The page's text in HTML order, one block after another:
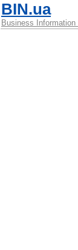
BIN.ua
Business Information